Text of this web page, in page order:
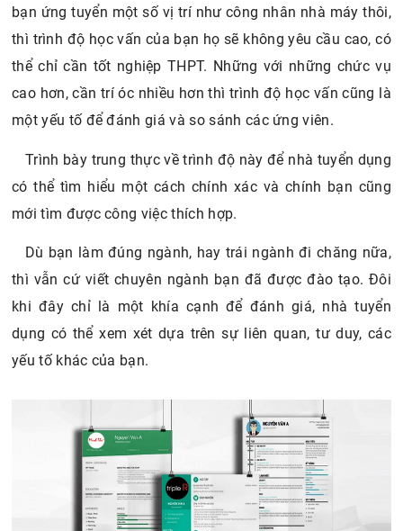
bạn ứng tuyển một số vị trí như công nhân nhà máy thôi,
thì trình độ học vấn của bạn họ sẽ không yêu cầu cao, có
thể chỉ cần tốt nghiệp THPT. Những với những chức vụ
cao hơn, cần trí óc nhiều hơn thì trình độ học vấn cũng là
một yếu tố để đánh giá và so sánh các ứng viên.
Trình bày trung thực về trình độ này để nhà tuyển dụng
có thể tìm hiểu một cách chính xác và chính bạn cũng
mới tìm được công việc thích hợp.
Dù bạn làm đúng ngành, hay trái ngành đi chăng nữa,
thì vẫn cứ viết chuyên ngành bạn đã được đào tạo. Đôi
khi đây chỉ là một khía cạnh để đánh giá, nhà tuyển
dụng có thể xem xét dựa trên sự liên quan, tư duy, các
yếu tố khác của bạn.